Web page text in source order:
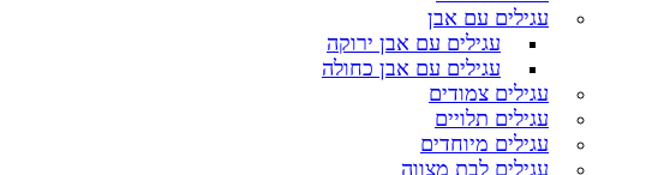
עגילים עם אבן
עגילים עם אבן ירוקה
עגילים עם אבן כחולה
עגילים צמודים
עגילים תלויים
עגילים מיוחדים
עגילים לבת מצווה